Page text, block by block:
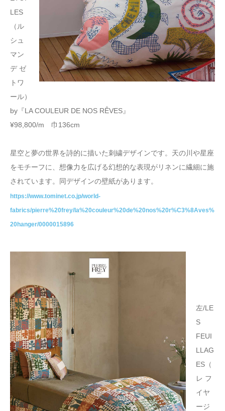
LES
（ル
シュ
マン
デ ゼ
トワ
ール）
by『LA COULEUR DE NOS RÊVES』
¥98,800/m 巾136cm
星空と夢の世界を詩的に描いた刺繍デザインです。天の川や星座
をモチーフに、想像力を広げる幻想的な表現がリネンに繊細に施
されています。同デザインの壁紙があります。
https://www.tominet.co.jp/world-
fabrics/pierre%20frey/la%20couleur%20de%20nos%20r%C3%8Aves%
20hanger/0000015896
左/LE
S
FEUI
LLAG
ES（
レ フ
イヤ
ージ